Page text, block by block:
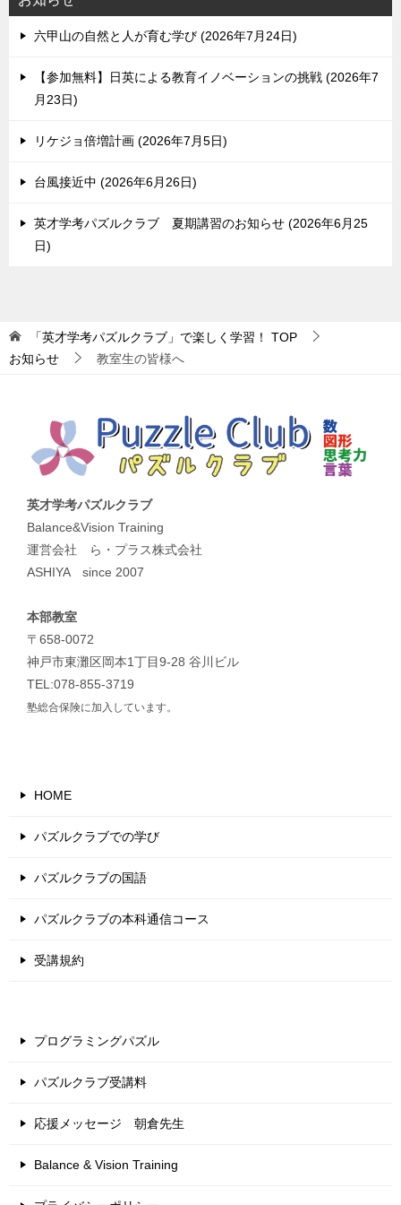
六甲山の自然と人が育む学び 2026年7月24日
【参加無料】日英による教育イノベーションの挑戦
2026年7
月23日
リケジョ倍増計画 2026年7月5日
台風接近中 2026年6月26日
英才学考パズルクラブ 夏期講習のお知らせ
2026年6月25
日
「英才学考パズルクラブ」で楽しく学習！
TOP
お知らせ
教室生の皆様へ
英才学考パズルクラブ
Balance&Vision Training
運営会社 ら・プラス株式会社
ASHIYA since 2007
本部教室
〒658-0072
神戸市東灘区岡本1丁目9-28 谷川ビル
TEL:078-855-3719
塾総合保険に加入しています。
HOME
パズルクラブでの学び
パズルクラブの国語
パズルクラブの本科通信コース
受講規約
プログラミングパズル
パズルクラブ受講料
応援メッセージ 朝倉先生
Balance & Vision Training